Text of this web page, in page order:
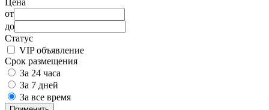
от
до
Статус
VIP объявление
Срок размещения
За 24 часа
За 7 дней
За все время